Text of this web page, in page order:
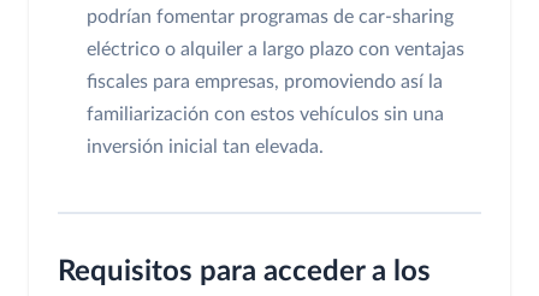
podrían fomentar programas de car-sharing
eléctrico o alquiler a largo plazo con ventajas
fiscales para empresas, promoviendo así la
familiarización con estos vehículos sin una
inversión inicial tan elevada.
Requisitos para acceder a los